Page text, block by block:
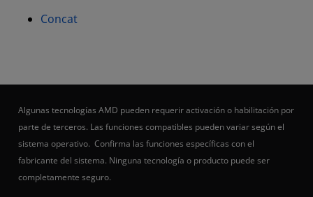
Concat
Algunas tecnologías AMD pueden requerir activación o habilitación por
parte de terceros. Las funciones compatibles pueden variar según el
sistema operativo. Confirma las funciones específicas con el
fabricante del sistema. Ninguna tecnología o producto puede ser
completamente seguro.